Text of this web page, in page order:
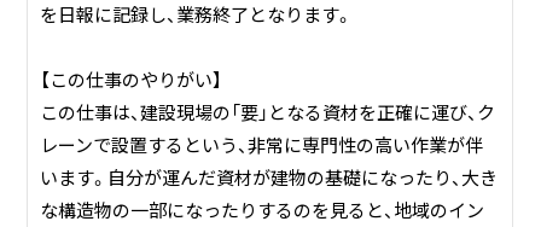
を日報に記録し、業務終了となります。
【この仕事のやりがい】
この仕事は、建設現場の「要」となる資材を正確に運び、ク
レーンで設置するという、非常に専門性の高い作業が伴
います。自分が運んだ資材が建物の基礎になったり、大き
な構造物の一部になったりするのを見ると、地域のイン